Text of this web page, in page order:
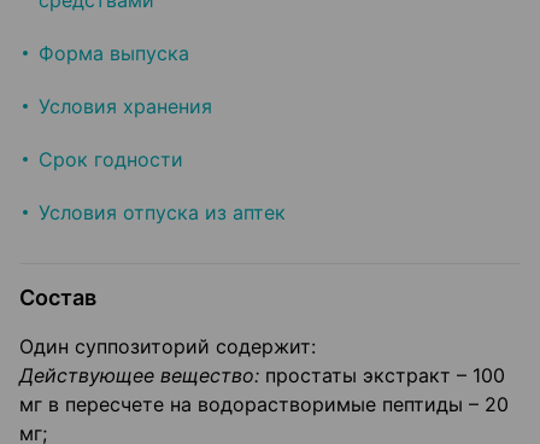
Форма выпуска
Условия хранения
Срок годности
Условия отпуска из аптек
Состав
Один суппозиторий содержит:
Действующее вещество: простаты экстракт – 100
мг в пересчете на водорастворимые пептиды – 20
мг;